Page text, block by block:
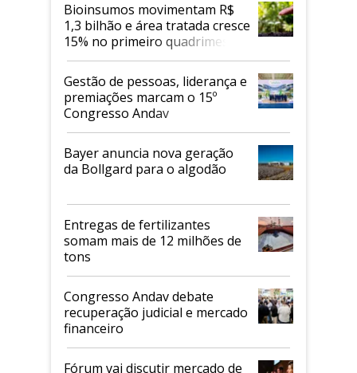
Bioinsumos movimentam R$
1,3 bilhão e área tratada cresce
15% no primeiro quadrimestre
de 2026
Gestão de pessoas, liderança e
premiações marcam o 15º
Congresso Andav
Bayer anuncia nova geração
da Bollgard para o algodão
Entregas de fertilizantes
somam mais de 12 milhões de
tons
Congresso Andav debate
recuperação judicial e mercado
financeiro
Fórum vai discutir mercado de